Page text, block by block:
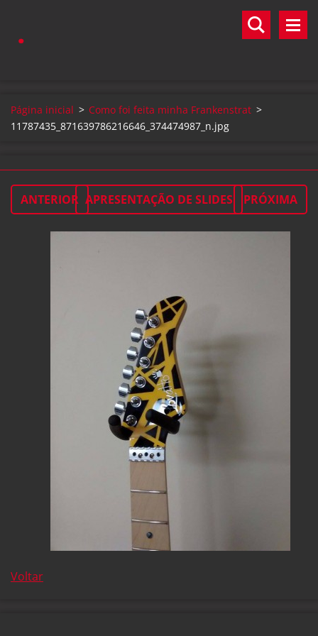
.
Página inicial > Como foi feita minha Frankenstrat >
11787435_871639786216646_374474987_n.jpg
ANTERIOR APRESENTAÇÃO DE SLIDES PRÓXIMA
Voltar